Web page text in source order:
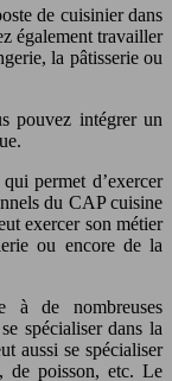
de cuisinier dans
également travailler
la pâtisserie ou
pouvez intégrer un
permet d’exercer
du CAP cuisine
exercer son métier
ou encore de la
à de nombreuses
spécialiser dans la
aussi se spécialiser
de poisson, etc. Le